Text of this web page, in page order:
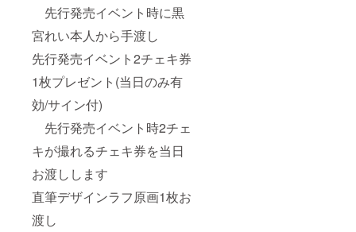
先行発売イベント時に黒
宮れい本人から手渡し
先行発売イベント2チェキ券
1枚プレゼント(当日のみ有
効/サイン付)
先行発売イベント時2チェ
キが撮れるチェキ券を当日
お渡しします
直筆デザインラフ原画1枚お
渡し